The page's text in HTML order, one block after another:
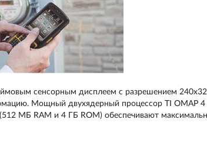
сенсорным дисплеем с разрешением
Мощный двухядерный процессор TI OMAP 4
МБ RAM и 4 ГБ ROM) обеспечивают